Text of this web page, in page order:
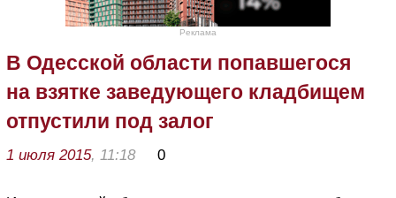
Реклама
В Одесской области попавшегося
на взятке заведующего кладбищем
отпустили под залог
1 июля 2015, 11:18 0